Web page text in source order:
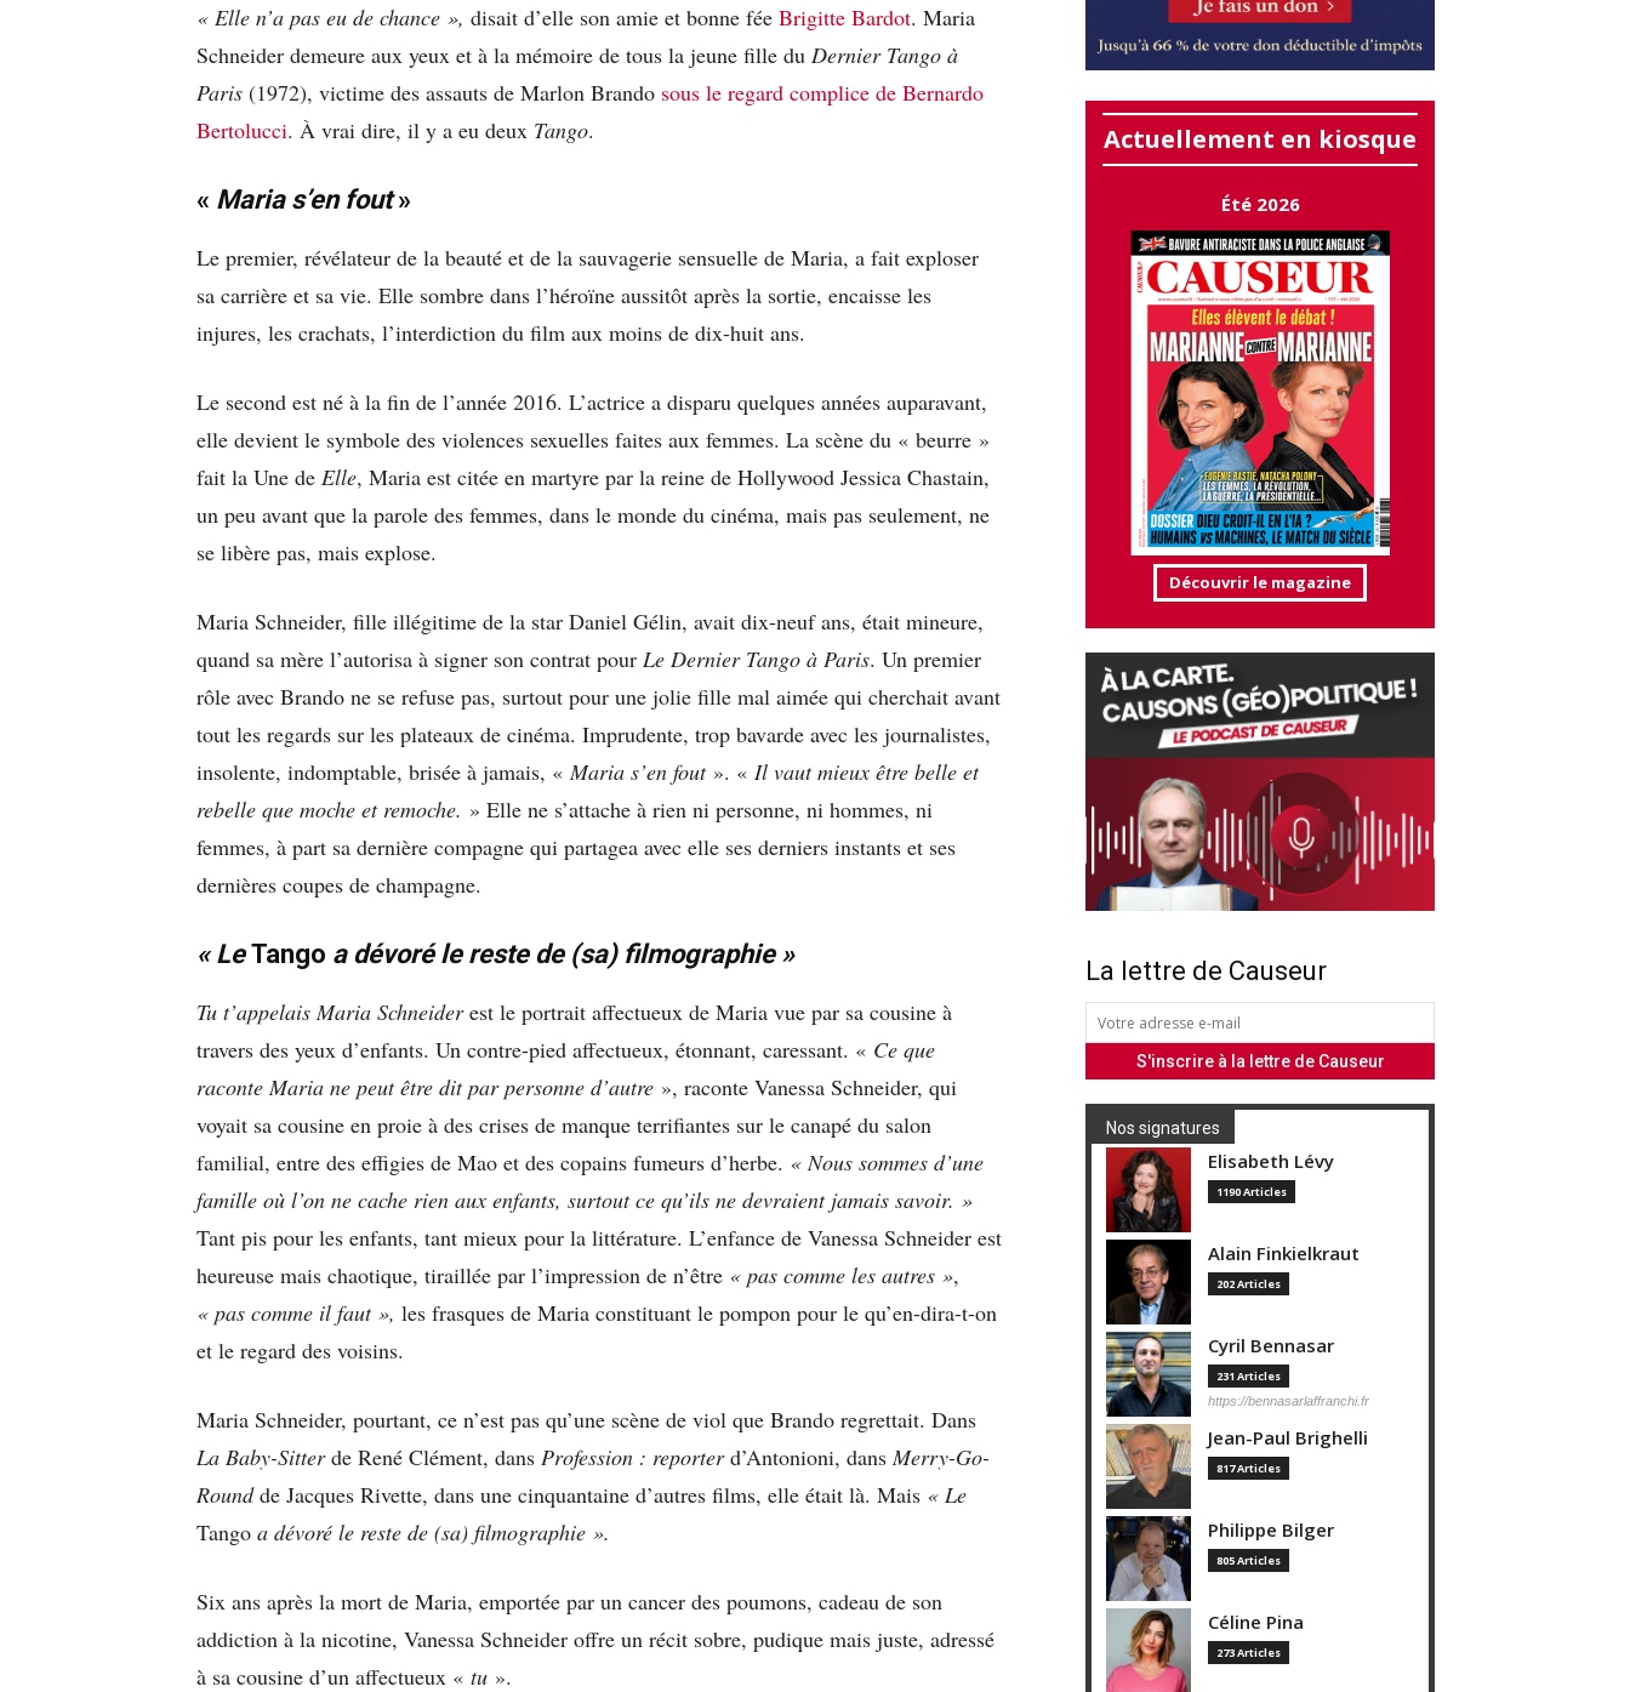
« Elle n’a pas eu de chance », disait d’elle son amie et bonne fée Brigitte Bardot. Maria
Schneider demeure aux yeux et à la mémoire de tous la jeune fille du Dernier Tango à
Paris (1972), victime des assauts de Marlon Brando sous le regard complice de Bernardo
Bertolucci. À vrai dire, il y a eu deux Tango.
« Maria s’en fout»
Le premier, révélateur de la beauté et de la sauvagerie sensuelle de Maria, a fait exploser
sa carrière et sa vie. Elle sombre dans l’héroïne aussitôt après la sortie, encaisse les
injures, les crachats, l’interdiction du film aux moins de dix-huit ans.
Le second est né à la fin de l’année 2016. L’actrice a disparu quelques années auparavant,
elle devient le symbole des violences sexuelles faites aux femmes. La scène du « beurre »
fait la Une de Elle, Maria est citée en martyre par la reine de Hollywood Jessica Chastain,
un peu avant que la parole des femmes, dans le monde du cinéma, mais pas seulement, ne
se libère pas, mais explose.
Maria Schneider, fille illégitime de la star Daniel Gélin, avait dix-neuf ans, était mineure,
quand sa mère l’autorisa à signer son contrat pour Le Dernier Tango à Paris. Un premier
rôle avec Brando ne se refuse pas, surtout pour une jolie fille mal aimée qui cherchait avant
tout les regards sur les plateaux de cinéma. Imprudente, trop bavarde avec les journalistes,
insolente, indomptable, brisée à jamais, « Maria s’en fout ». « Il vaut mieux être belle et
rebelle que moche et remoche. » Elle ne s’attache à rien ni personne, ni hommes, ni
femmes, à part sa dernière compagne qui partagea avec elle ses derniers instants et ses
dernières coupes de champagne.
« LeTango a dévoré le reste de (sa) filmographie »
Tu t’appelais Maria Schneiderest le portrait affectueux de Maria vue par sa cousine à
travers des yeux d’enfants. Un contre-pied affectueux, étonnant, caressant. « Ce que
raconte Maria ne peut être dit par personne d’autre », raconte Vanessa Schneider, qui
voyait sa cousine en proie à des crises de manque terrifiantes sur le canapé du salon
familial, entre des effigies de Mao et des copains fumeurs d’herbe. « Nous sommes d’une
famille où l’on ne cache rien aux enfants, surtout ce qu’ils ne devraient jamais savoir. »
Tant pis pour les enfants, tant mieux pour la littérature. L’enfance de Vanessa Schneider est
heureuse mais chaotique, tiraillée par l’impression de n’être « pas comme les autres »,
« pas comme il faut », les frasques de Maria constituant le pompon pour le qu’en-dira-t-on
et le regard des voisins.
Maria Schneider, pourtant, ce n’est pas qu’une scène de viol que Brando regrettait. Dans
La Baby-Sitterde René Clément, dans Profession : reporterd’Antonioni, dans Merry-Go-
Roundde Jacques Rivette, dans une cinquantaine d’autres films, elle était là. Mais « Le
Tango a dévoré le reste de (sa) filmographie ».
Six ans après la mort de Maria, emportée par un cancer des poumons, cadeau de son
addiction à la nicotine, Vanessa Schneider offre un récit sobre, pudique mais juste, adressé
à sa cousine d’un affectueux « tu ».
Actuellement en kiosque
Été 2026
Découvrir le magazine
La lettre de Causeur
Nos signatures
Elisabeth Lévy
1190 Articles
Alain Finkielkraut
202 Articles
Cyril Bennasar
231 Articles
https://bennasarlaffranchi.fr
Jean-Paul Brighelli
817 Articles
Philippe Bilger
805 Articles
Céline Pina
273 Articles